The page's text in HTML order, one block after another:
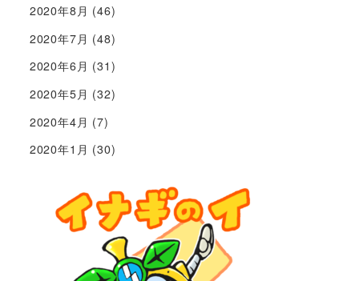
2020年8月 (46)
2020年7月 (48)
2020年6月 (31)
2020年5月 (32)
2020年4月 (7)
2020年1月 (30)